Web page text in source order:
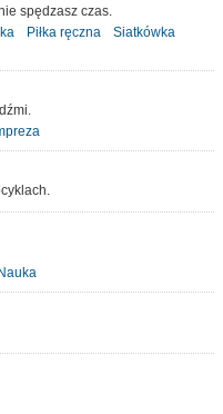
spędzasz czas.
Piłka ręczna
Siatkówka
Nauka